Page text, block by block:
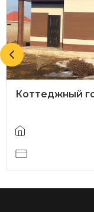
Коттеджный